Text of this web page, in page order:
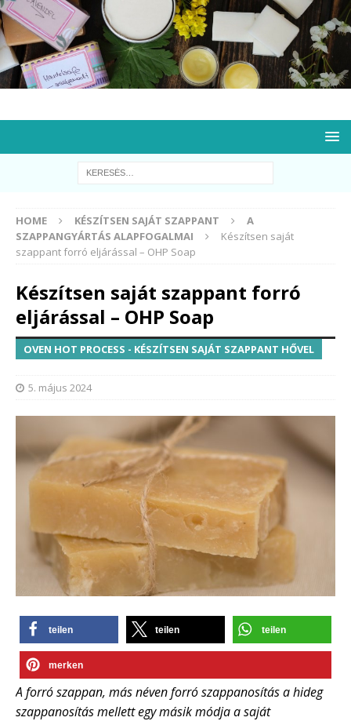
HOME KÉSZÍTSEN SAJÁT SZAPPANT
A
SZAPPANGYÁRTÁS ALAPFOGALMAI
Készítsen saját
szappant forró eljárással – OHP Soap
Készítsen saját szappant forró
eljárással – OHP Soap
OVEN HOT PROCESS - KÉSZÍTSEN SAJÁT SZAPPANT HŐVEL
5. május 2024
teilen teilen teilen
merken
A forró szappan, más néven forró szappanosítás a hideg
szappanosítás mellett egy másik módja a saját